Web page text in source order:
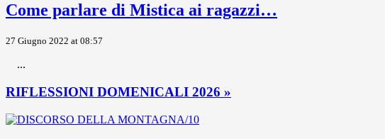
Come parlare di Mistica ai ragazzi…
27 Giugno 2022 at 08:57
...
RIFLESSIONI DOMENICALI 2026 »